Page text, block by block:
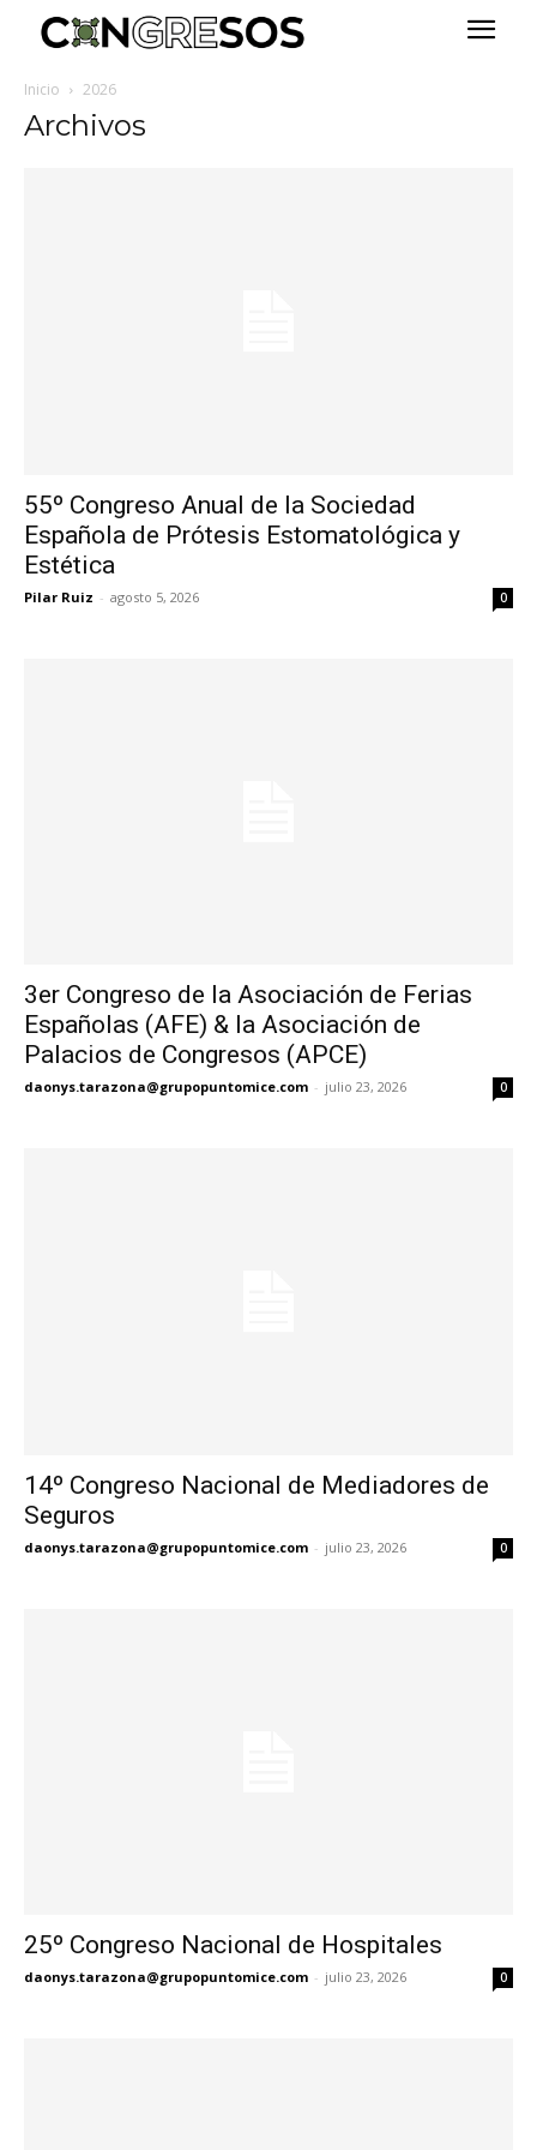
Inicio 2026
Archivos
55º Congreso Anual de la Sociedad
Española de Prótesis Estomatológica y
Estética
Pilar Ruiz - agosto 5, 2026 0
3er Congreso de la Asociación de Ferias
Españolas (AFE) & la Asociación de
Palacios de Congresos (APCE)
daonys.tarazona@grupopuntomice.com - julio 23, 2026 0
14º Congreso Nacional de Mediadores de
Seguros
daonys.tarazona@grupopuntomice.com - julio 23, 2026 0
25º Congreso Nacional de Hospitales
daonys.tarazona@grupopuntomice.com - julio 23, 2026 0